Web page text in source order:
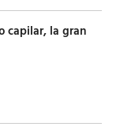
capilar, la gran